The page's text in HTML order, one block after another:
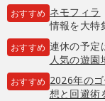
おすすめ ネモフィラ
情報を大特
おすすめ 連休の予定
人気の遊園
おすすめ 2026年の
想と回避術